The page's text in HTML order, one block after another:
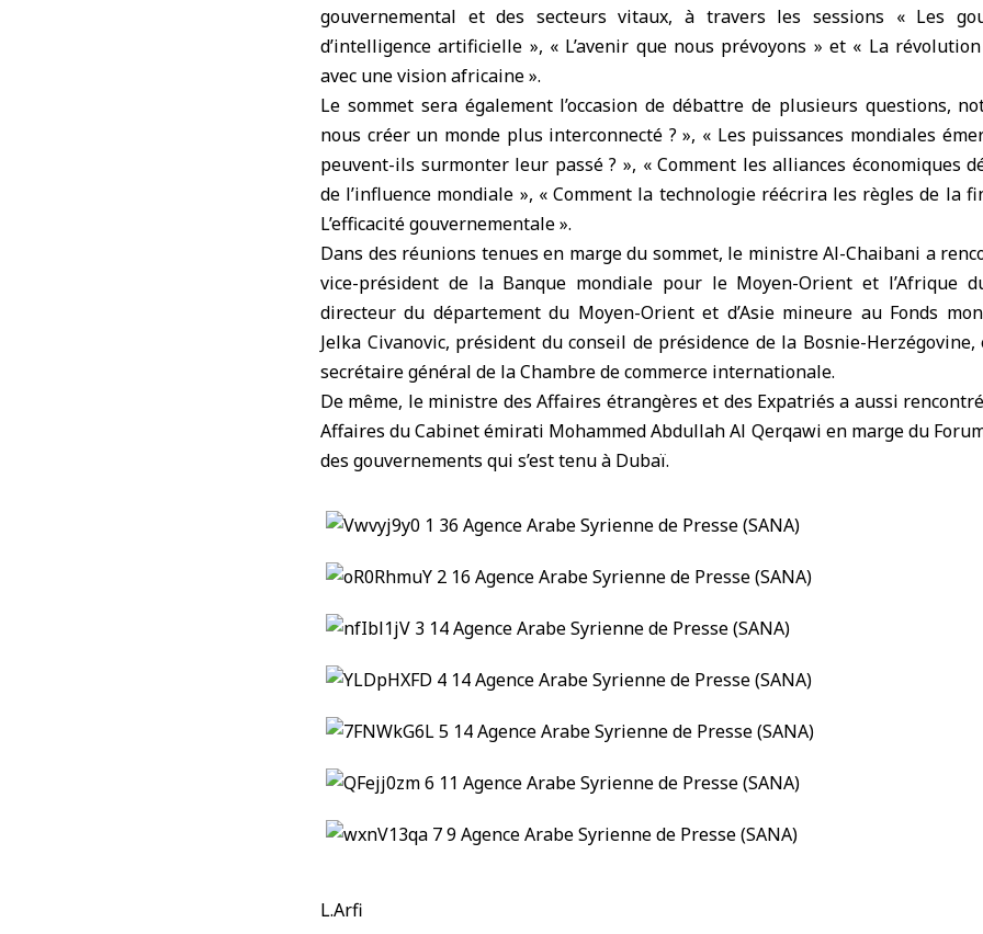
gouvernemental et des secteurs vitaux, à travers les sessions « Les
d’intelligence artificielle », « L’avenir que nous prévoyons » et « La
avec une vision africaine ».
Le sommet sera également l’occasion de débattre de plusieurs questions,
nous créer un monde plus interconnecté ? », « Les puissances mondiales
peuvent-ils surmonter leur passé ? », « Comment les alliances économiques
de l’influence mondiale », « Comment la technologie réécrira les règles de la
L’efficacité gouvernementale ».
Dans des réunions tenues en marge du sommet, le ministre Al-Chaibani a
vice-président de la Banque mondiale pour le Moyen-Orient et l’Afrique
directeur du département du Moyen-Orient et d’Asie mineure au Fonds
Jelka Civanovic, président du conseil de présidence de la Bosnie-Herzégovine,
secrétaire général de la Chambre de commerce internationale.
De même, le ministre des Affaires étrangères et des Expatriés a aussi
Affaires du Cabinet émirati Mohammed Abdullah Al Qerqawi en marge du
des gouvernements qui s’est tenu à Dubaï.
L.Arfi